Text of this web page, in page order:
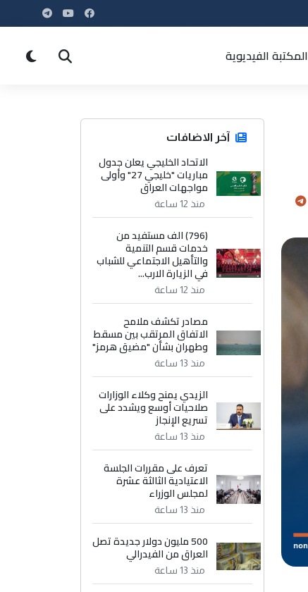
المكتبة الفيديوية
آخر الاضافات
الاتحاد الخليجي يعلن جدول
مباريات "خليجي 27" وأولى
مواجهات العراق
منذ 12 ساعة
(796) الف مستفيد من
خدمات قسم التنمية
والتأهيل الاجتماعي للشباب
في الزيارة الارب...
منذ 12 ساعة
مصادر تكشف ملامح
الاتفاق المرتقب بين مسقط
وطهران بشأن "مضيق هرمز"
منذ 13 ساعة
الزيدي يمنح وكلاء الوزارات
صلاحيات أوسع ويشدد على
تسريع الإنجاز
منذ 13 ساعة
تعرف على مقررات الجلسة
الاعتيادية الثالثة عشرة
لمجلس الوزراء
منذ 13 ساعة
500 مليون دولار جديدة تصل
العراق من الفيدرالي
منذ 13 ساعة